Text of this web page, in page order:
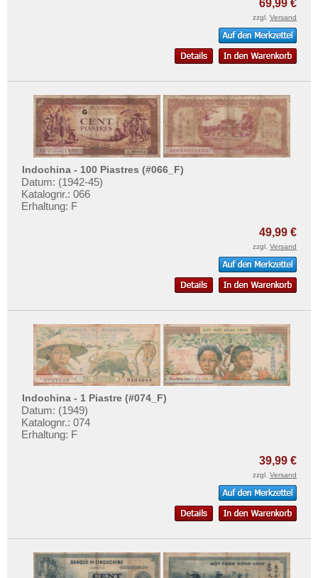
69,99 €
zzgl. Versand
Indochina - 100 Piastres (#066_F)
Datum: (1942-45)
Katalognr.: 066
Erhaltung: F
49,99 €
zzgl. Versand
Indochina - 1 Piastre (#074_F)
Datum: (1949)
Katalognr.: 074
Erhaltung: F
39,99 €
zzgl. Versand